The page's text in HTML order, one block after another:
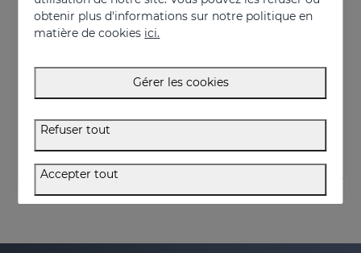
HIDRADERM TRX Lait Corporel
Crème hydratante éclaircissante à absorption rapide
27.95 €
obtenir plus d'informations sur notre politique en
matière de cookies ici.
Gérer les cookies
Refuser tout
Accepter tout